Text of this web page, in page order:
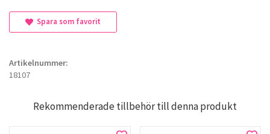
Spara som favorit
Artikelnummer:
18107
Rekommenderade tillbehör till denna produkt